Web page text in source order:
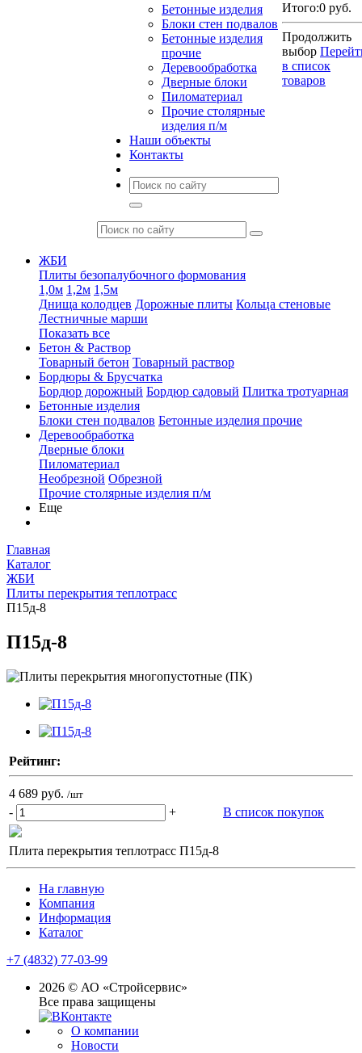
Бетонные изделия
Блоки стен подвалов
Бетонные изделия
прочие
Деревообработка
Дверные блоки
Пиломатериал
Прочие столярные
изделия п/м
Наши объекты
Контакты
Итого:0 руб.
Продолжить
выбор
в список
товаров
ЖБИ
Плиты безопалубочного формования
1,0м 1,2м 1,5м
Днища колодцев Дорожные плиты Кольца стеновые
Лестничные марши
Показать все
Бетон & Раствор
Товарный бетон Товарный раствор
Бордюры & Брусчатка
Бордюр дорожный Бордюр садовый Плитка тротуарная
Бетонные изделия
Блоки стен подвалов Бетонные изделия прочие
Деревообработка
Дверные блоки
Пиломатериал
Необрезной Обрезной
Прочие столярные изделия п/м
Еще
Главная
Каталог
ЖБИ
Плиты перекрытия теплотрасс
П15д-8
П15д-8
Рейтинг:
4 689 руб. /шт
- + В список покупок
Плита перекрытия теплотрасс П15д-8
На главную
Компания
Информация
Каталог
+7 (4832) 77-03-99
2026 © АО «Стройсервис»
Все права защищены
О компании
Новости